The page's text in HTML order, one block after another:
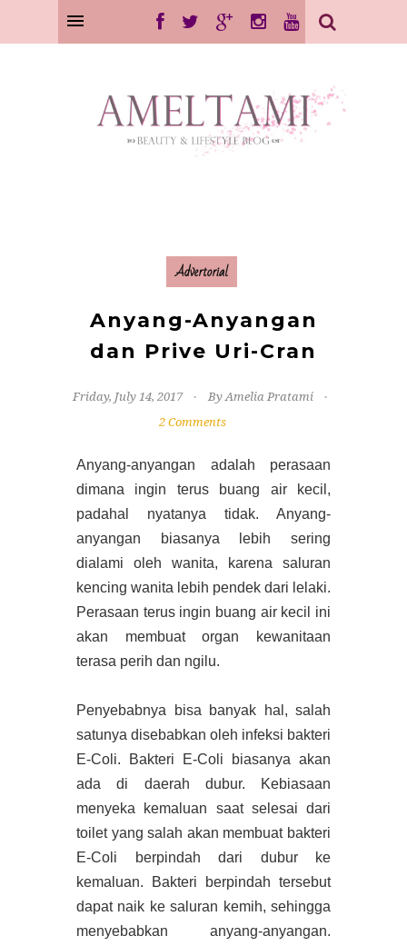
Advertorial
Anyang-Anyangan
dan Prive Uri-Cran
Friday, July 14, 2017
By Amelia Pratami
2 Comments
Anyang-anyangan adalah perasaan
dimana ingin terus buang air kecil,
padahal nyatanya tidak. Anyang-
anyangan biasanya lebih sering
dialami oleh wanita, karena saluran
kencing wanita lebih pendek dari lelaki.
Perasaan terus ingin buang air kecil ini
akan membuat organ kewanitaan
terasa perih dan ngilu.
Penyebabnya bisa banyak hal, salah
satunya disebabkan oleh infeksi bakteri
E-Coli. Bakteri E-Coli biasanya akan
ada di daerah dubur. Kebiasaan
menyeka kemaluan saat selesai dari
toilet yang salah akan membuat bakteri
E-Coli berpindah dari dubur ke
kemaluan. Bakteri berpindah tersebut
dapat naik ke saluran kemih, sehingga
menyebabkan anyang-anyangan.